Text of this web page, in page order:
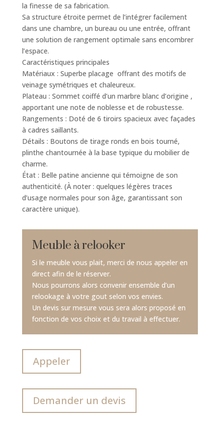
la finesse de sa fabrication.
​Sa structure étroite permet de l’intégrer facilement
dans une chambre, un bureau ou une entrée, offrant
une solution de rangement optimale sans encombrer
l’espace.
​Caractéristiques principales
​Matériaux : Superbe placage offrant des motifs de
veinage symétriques et chaleureux.
​Plateau : Sommet coiffé d’un marbre blanc d’origine ,
apportant une note de noblesse et de robustesse.
​Rangements : Doté de 6 tiroirs spacieux avec façades
à cadres saillants.
​Détails : Boutons de tirage ronds en bois tourné,
plinthe chantournée à la base typique du mobilier de
charme.
​État : Belle patine ancienne qui témoigne de son
authenticité. (À noter : quelques légères traces
d’usage normales pour son âge, garantissant son
caractère unique).
Meuble à relooker
Si le meuble vous plait, merci de nous appeler en
direct afin de le réserver.
Nous pourrons alors convenir ensemble d’un
relookage à votre gout selon vos envies.
Un devis sur mesure vous sera alors proposé en
fonction de vos choix et du travail à effectuer.
Appeler
Demander un devis